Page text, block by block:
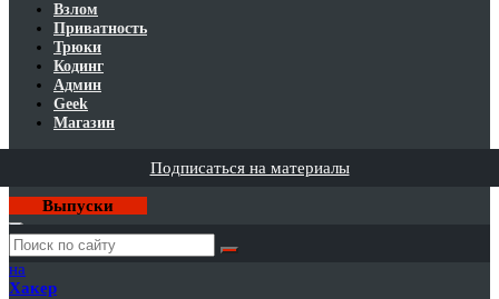
Взлом
Приватность
Трюки
Кодинг
Админ
Geek
Магазин
Подписаться на материалы
Выпуски
Годовая
подписка
на
Хакер